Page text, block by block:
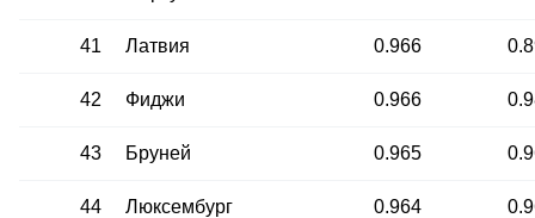
41 Латвия 0.966
42 Фиджи 0.966
43 Бруней 0.965
44 Люксембург 0.964